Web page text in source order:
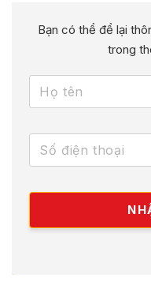
Bạn có thể để lại
trong